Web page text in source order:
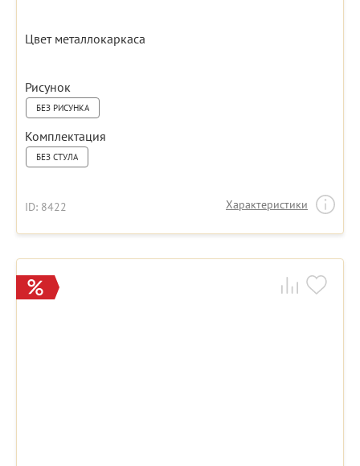
Цвет металлокаркаса
Рисунок
БЕЗ РИСУНКА
Комплектация
БЕЗ СТУЛА
ID: 8422 Характеристики